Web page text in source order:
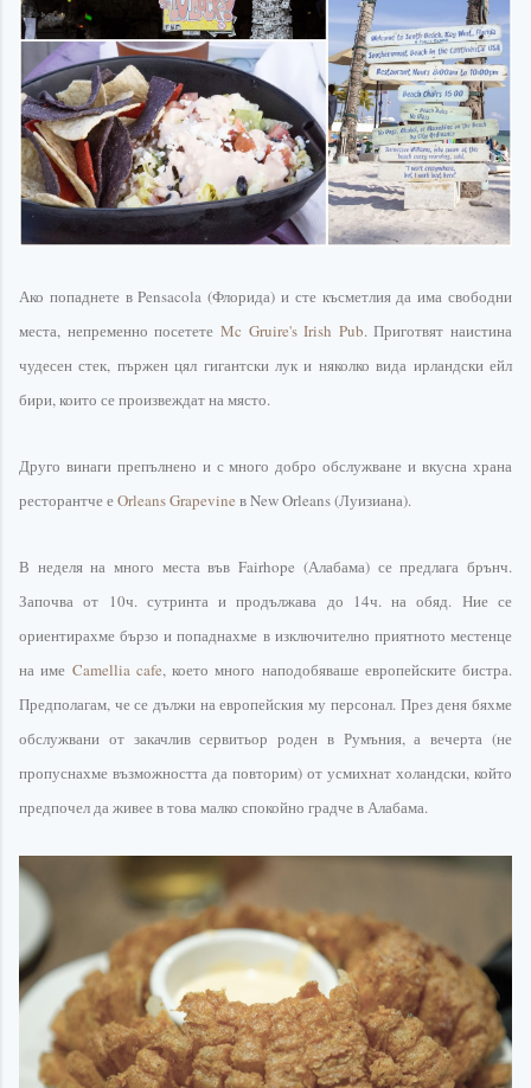
Ако попаднете вPensacola (Флорида) и сте късметлия да има свободни
места, непременно посетете Mc Gruire'sIrish Pub. Приготвят наистина
чудесен стек, пържен цял гигантски лук и няколко вида ирландски ейл
бири, които се произвеждат на място.
Друго винаги препълнено и с много добро обслужване и вкусна храна
ресторантчееOrleansGrapevine вNewOrleans(Луизиана).
В неделя на много места въвFairhope (Алабама) се предлагабрънч.
Започва от 10ч. сутринта и продължава до 14ч. на обяд. Ние се
ориентирахме бързо и попаднахме в изключително приятното местенце
на име Camellia cafe, което много наподобяваше европейскитебистра.
Предполагам, че се дължи на европейския му персонал. През деня бяхме
обслужвани от закачлив сервитьор роден в Румъния, а вечерта (не
пропуснахме възможността да повторим) от усмихнат холандски, който
предпочел да живее в това малко спокойно градче вАлабама.